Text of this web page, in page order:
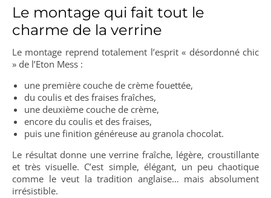
Le montage qui fait tout le
charme de la verrine
Le montage reprend totalement l’esprit « désordonné chic
» de l’Eton Mess :
une première couche de crème fouettée,
du coulis et des fraises fraîches,
une deuxième couche de crème,
encore du coulis et des fraises,
puis une finition généreuse au granola chocolat.
Le résultat donne une verrine fraîche, légère, croustillante
et très visuelle. C’est simple, élégant, un peu chaotique
comme le veut la tradition anglaise… mais absolument
irrésistible.